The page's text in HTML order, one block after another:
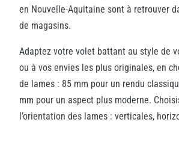
en Nouvelle-Aquitaine sont à retrouver
de magasins.
Adaptez votre volet battant au style de
ou à vos envies les plus originales, en
de lames : 85 mm pour un rendu
mm pour un aspect plus moderne.
l’orientation des lames : verticales,